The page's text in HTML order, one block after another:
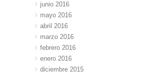
junio 2016
mayo 2016
abril 2016
marzo 2016
febrero 2016
enero 2016
diciembre 2015